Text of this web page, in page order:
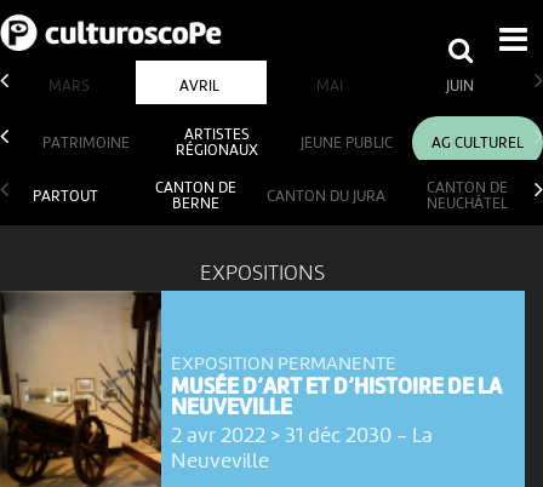
MARS AVRIL MAI JUIN
PATRIMOINE
ARTISTES
RÉGIONAUX
JEUNE PUBLIC AG CULTUREL
PARTOUT
CANTON DE
BERNE
CANTON DU JURA
CANTON DE
NEUCHÂTEL
EXPOSITIONS
EXPOSITION PERMANENTE
MUSÉE D’ART ET D’HISTOIRE DE LA
NEUVEVILLE
2 avr 2022 > 31 déc 2030- La
Neuveville